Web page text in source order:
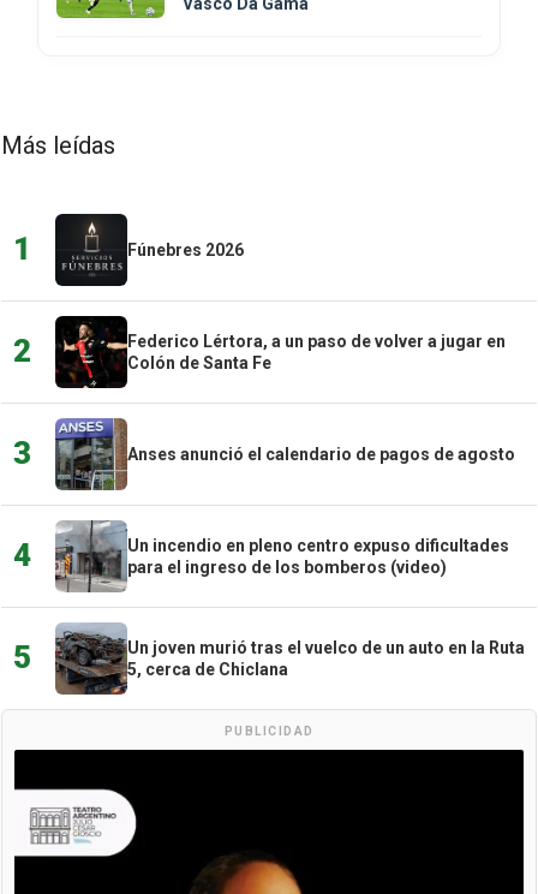
Más leídas
1 Fúnebres 2026
2
Federico Lértora, a un paso de volver a jugar en
Colón de Santa Fe
3 Anses anunció el calendario de pagos de agosto
4
Un incendio en pleno centro expuso dificultades
para el ingreso de los bomberos (video)
5
Un joven murió tras el vuelco de un auto en la Ruta
5, cerca de Chiclana
PUBLICIDAD